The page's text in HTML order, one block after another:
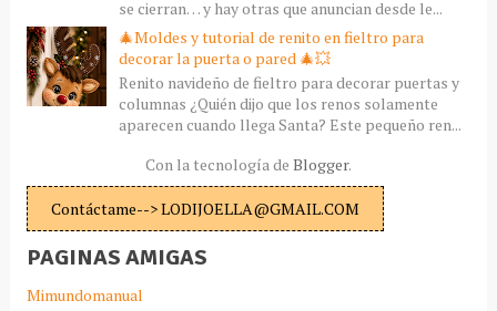
se cierran… y hay otras que anuncian desde le...
🎄Moldes y tutorial de renito en fieltro para
decorar la puerta o pared 🎄💥
Renito navideño de fieltro para decorar puertas y
columnas ¿Quién dijo que los renos solamente
aparecen cuando llega Santa? Este pequeño ren...
Con la tecnología de Blogger.
Contáctame--> LODIJOELLA@GMAIL.COM
PAGINAS AMIGAS
Mimundomanual